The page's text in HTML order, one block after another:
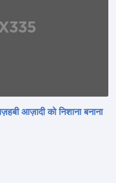
आज़ादी को निशाना बनाना